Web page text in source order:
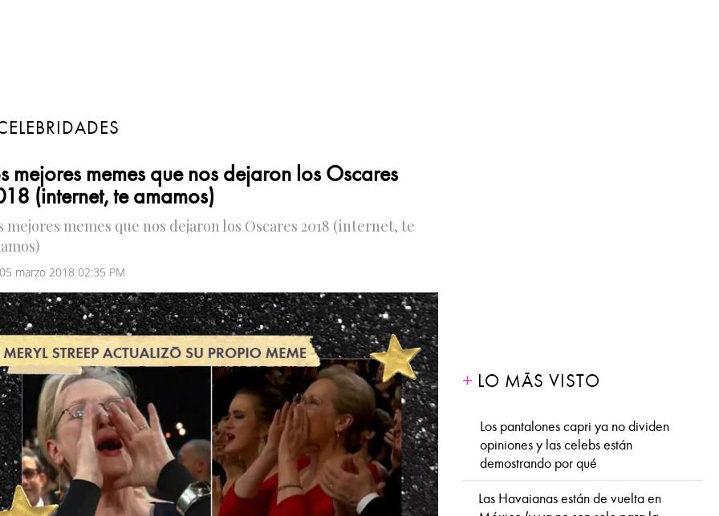
mejores memes que nos dejaron los Oscares
(internet, te amamos)
mejores memes que nos dejaron los Oscares 2018 (internet, te
marzo 2018 02:35 PM
LO MÁS VISTO
Los pantalones capri ya no dividen
opiniones y las celebs están
demostrando por qué
Las Havaianas están de vuelta en